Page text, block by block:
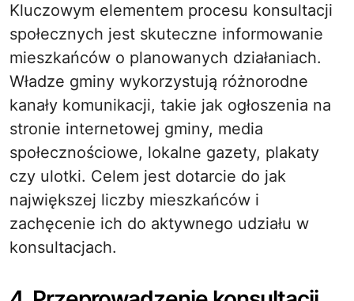
Kluczowym elementem procesu konsultacji
społecznych jest skuteczne informowanie
mieszkańców o planowanych działaniach.
Władze gminy wykorzystują różnorodne
kanały komunikacji, takie jak ogłoszenia na
stronie internetowej gminy, media
społecznościowe, lokalne gazety, plakaty
czy ulotki. Celem jest dotarcie do jak
największej liczby mieszkańców i
zachęcenie ich do aktywnego udziału w
konsultacjach.